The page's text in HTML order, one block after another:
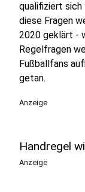
qualifiziert
diese Fragen
2020 geklärt -
Regelfragen
Fußballfans
getan.
Anzeige
Handregel
Anzeige